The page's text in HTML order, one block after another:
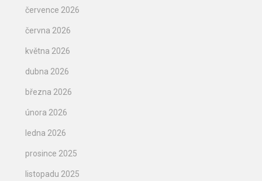
července 2026
června 2026
května 2026
dubna 2026
března 2026
února 2026
ledna 2026
prosince 2025
listopadu 2025